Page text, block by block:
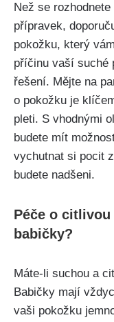
Než‌ se
přípravek,
‍pokožku, který
příčinu vaší suché
řešení. ⁤Mějte‌ na
⁤o pokožku je
‍pleti.‌ S vhodnými
⁢budete mít
vychutnat si pocit
‌budete nadšeni.
Péče o
⁤babičky?
Máte-li suchou a
Babičky mají⁢
vaši pokožku